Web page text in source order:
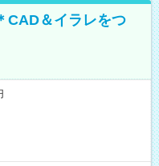
CAD＆イラレをつ